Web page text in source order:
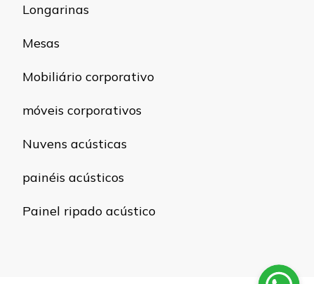
Longarinas
Mesas
Mobiliário corporativo
móveis corporativos
Nuvens acústicas
painéis acústicos
Painel ripado acústico